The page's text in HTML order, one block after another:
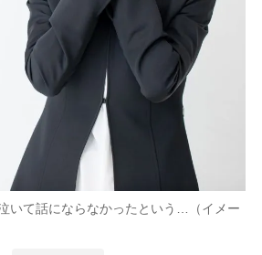
いて話にならなかったという…（イメー